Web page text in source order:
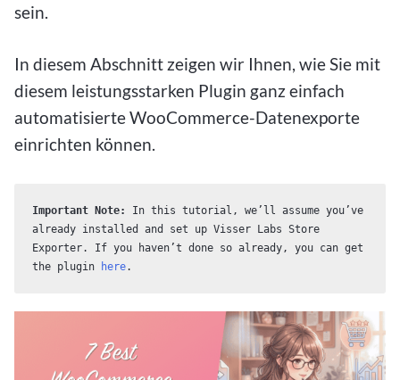
sein.
In diesem Abschnitt zeigen wir Ihnen, wie Sie mit
diesem leistungsstarken Plugin ganz einfach
automatisierte WooCommerce-Datenexporte
einrichten können.
Important Note:
In this tutorial, we’ll assume you’ve
already installed and set up Visser Labs Store
Exporter. If you haven’t done so already, you can get
the plugin
here.